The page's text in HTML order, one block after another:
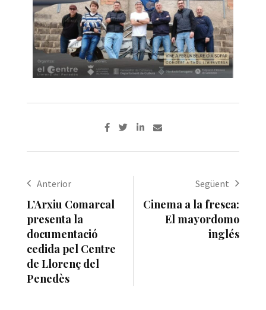
Anterior
L’Arxiu Comarcal
presenta la
documentació
cedida pel Centre
de Llorenç del
Penedès
Següent
Cinema a la fresca:
El mayordomo
inglés